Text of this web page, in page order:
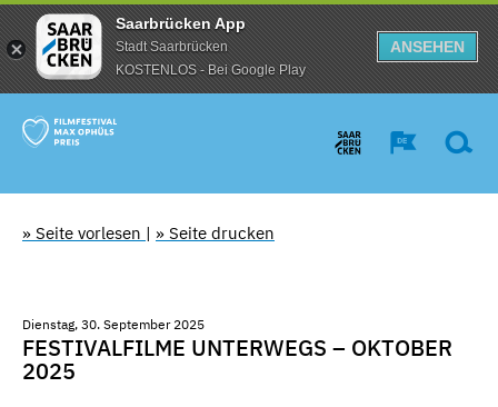
Saarbrücken App
Stadt Saarbrücken
KOSTENLOS - Bei Google Play
ANSEHEN
» Seite vorlesen | » Seite drucken
Dienstag, 30. September 2025
FESTIVALFILME UNTERWEGS – OKTOBER
2025